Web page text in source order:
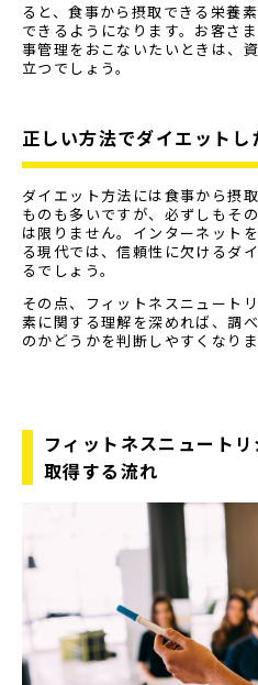
ると、食事から摂取できる栄養
できるようになります。お客さ
事管理をおこないたいときは、
立つでしょう。
正しい方法でダイエットし
ダイエット方法には食事から摂
ものも多いですが、必ずしもそ
は限りません。インターネット
る現代では、信頼性に欠けるダ
るでしょう。
その点、フィットネスニュート
素に関する理解を深めれば、調
のかどうかを判断しやすくなりま
フィットネスニュート
取得する流れ